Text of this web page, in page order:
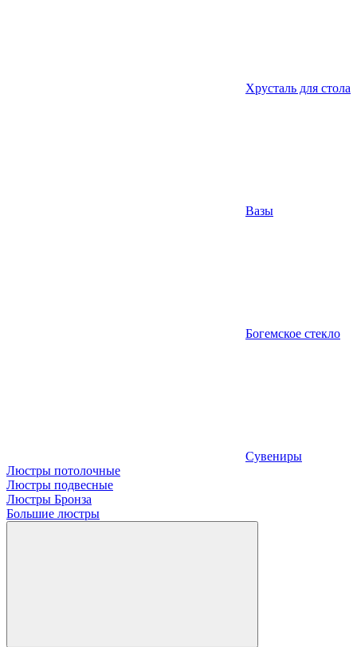
Хрусталь для стола
Вазы
Богемское стекло
Сувениры
Люстры потолочные
Люстры подвесные
Люстры Бронза
Большие люстры